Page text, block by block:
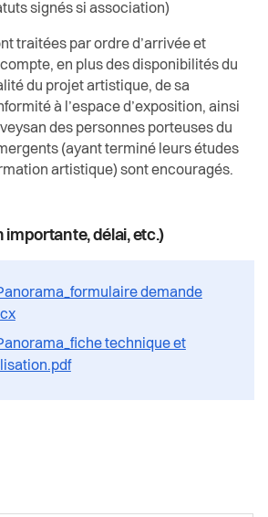
signés si association)
traitées par ordre d’arrivée et
en plus des disponibilités du
du projet artistique, de sa
à l’espace d’exposition, ainsi
des personnes porteuses du
(ayant terminé leurs études
artistique) sont encouragés.
délai, etc.)
demande
technique et